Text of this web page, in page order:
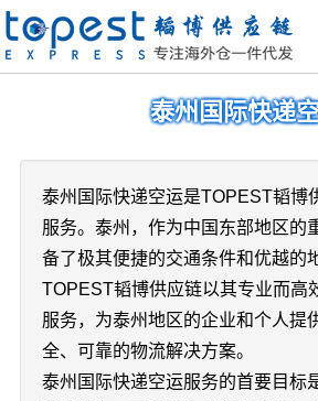
泰州国际快递
泰州国际快递空运是TOPEST韬博
服务。泰州，作为中国东部地区的
备了极其便捷的交通条件和优越的
TOPEST韬博供应链以其专业而高
服务，为泰州地区的企业和个人提
全、可靠的物流解决方案。
泰州国际快递空运服务的首要目标